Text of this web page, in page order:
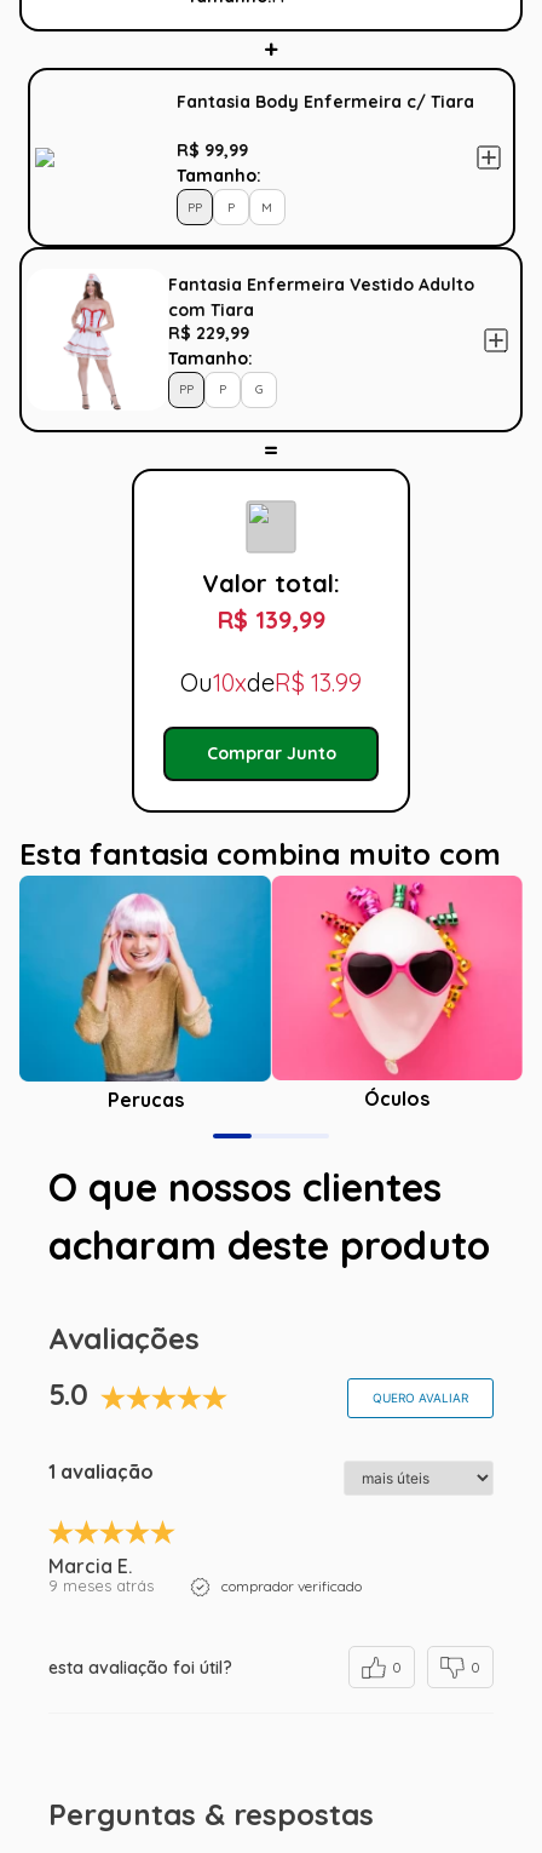
Fantasia Body Enfermeira c/ Tiara
R$ 99,99
Tamanho:
PP P M
Fantasia Enfermeira Vestido Adulto
com Tiara
R$ 229,99
Tamanho:
PP P G
Valor total:
R$ 139,99
Ou10xdeR$ 13.99
Comprar Junto
Esta fantasia combina muito com
Perucas Óculos
O que nossos clientes
acharam deste produto
Avaliações
5.0
QUERO AVALIAR
1 avaliação
Marcia E.
9 meses atrás comprador verificado
esta avaliação foi útil? 0 0
Perguntas & respostas